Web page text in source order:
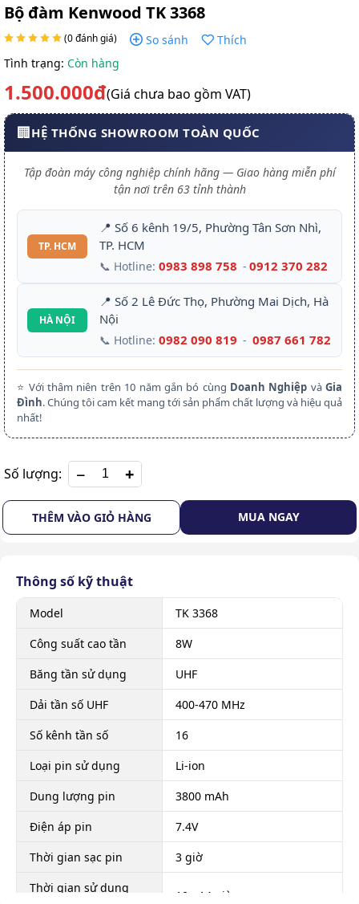
Bộ đàm Kenwood TK 3368
(0 đánh giá) So sánh
Thích
Tình trạng: Còn hàng
1.500.000đ(Giá chưa bao gồm VAT)
🏢HỆ THỐNG SHOWROOM TOÀN QUỐC
Tập đoàn máy công nghiệp chính hãng — Giao hàng miễn phí
tận nơi trên 63 tỉnh thành
TP. HCM
📍 Số 6 kênh 19/5, Phường Tân Sơn Nhì,
TP. HCM
📞 Hotline: 0983 898 758 - 0912 370 282
HÀ NỘI
📍 Số 2 Lê Đức Thọ, Phường Mai Dịch, Hà
Nội
📞 Hotline: 0982 090 819 - 0987 661 782
⭐ Với thâm niên trên 10 năm gắn bó cùng Doanh Nghiệp vàGia
Đình. Chúng tôi cam kết mang tới sản phẩm chất lượng và hiệu quả
nhất!
Số lượng: +
THÊM VÀO GIỎ HÀNG MUA NGAY
Thông số kỹ thuật
Model
TK 3368
Công suất cao tần
8W
Băng tần sử dụng
UHF
Dải tần số UHF
400-470 MHz
Số kênh tần số
16
Loại pin sử dụng
Li-ion
Dung lượng pin
3800 mAh
Điện áp pin
7.4V
Thời gian sạc pin
3 giờ
Thời gian sử dụng
10 - 14 giờ